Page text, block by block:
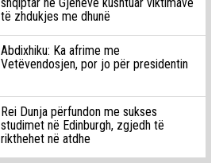
shqiptar në Gjenevë kushtuar viktimave
të zhdukjes me dhunë
Abdixhiku: Ka afrime me
Vetëvendosjen, por jo për presidentin
Rei Dunja përfundon me sukses
studimet në Edinburgh, zgjedh të
rikthehet në atdhe